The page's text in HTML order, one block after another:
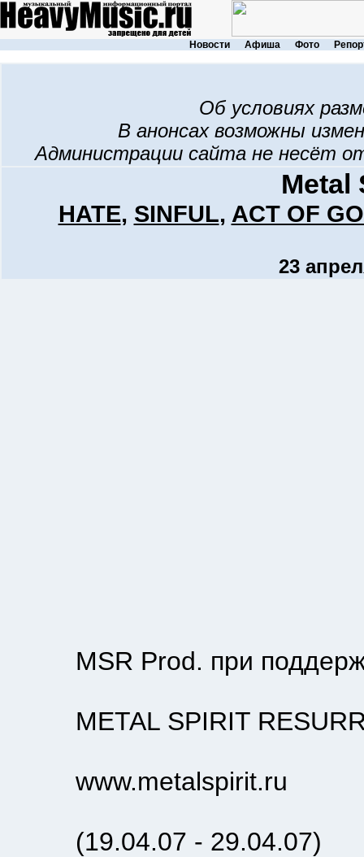
Новости Афиша Фото
Об условиях
В анонсах возможны
Администрации сайта не несёт
Metal
HATE, SINFUL, ACT OF
23
MSR Prod. при
METAL SPIRIT
www.metalspirit.ru
(19.04.07 - 29.04.07)